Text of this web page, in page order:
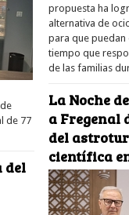
de 77
del
propuesta ha
alternativa de
para que puedan
tiempo que
de las familias
La Noche
a Fregenal
del
científica